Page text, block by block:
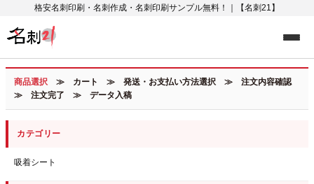
格安名刺印刷・名刺作成・名刺印刷サンプル無料！｜【名刺21】
商品選択 ≫ カート ≫ 発送・お支払い方法選択 ≫ 注文内容確認
≫ 注文完了 ≫ データ入稿
カテゴリー
吸着シート